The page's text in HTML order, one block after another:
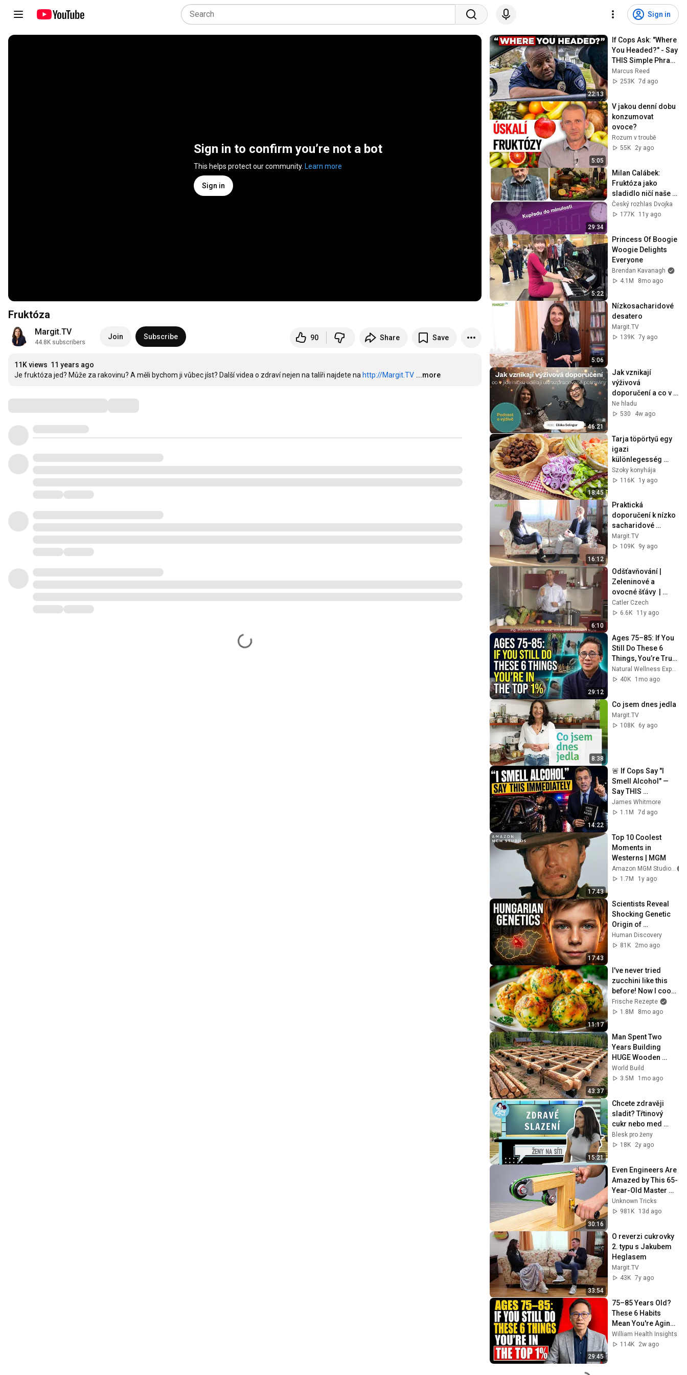
Sign in
Sign in to confirm you’re not a bot
This helps protect our community. Learn more
Sign in
Fruktóza
Margit.TV
44.8K subscribers
Join Subscribe 90 Share Save
11K views 11 years ago
Je fruktóza jed? Může za rakovinu? A měli bychom ji vůbec jíst? Další videa o zdraví nejen na talíři najdete na http://Margit.TV ...more
22:13
If Cops Ask: "Where
You Headed?" - Say
THIS Simple Phrase
(Might Get You Out
Of Jail)
Marcus Reed
253K 7d ago
5:05
V jakou denní dobu
konzumovat
ovoce?
Rozum v troubě
55K
2y ago
29:34
Milan Calábek:
Fruktóza jako
sladidlo ničí naše
játra a způsobuje
obezitu
Český rozhlas Dvojka
177K
11y ago
5:22
Princess Of Boogie
Woogie Delights
Everyone
Brendan Kavanagh
4.1M
8mo ago
5:06
Nízkosacharidové
desatero
Margit.TV
139K 7y ago
46:21
Jak vznikají
výživová
doporučení a co v
jídelníčku udělají
ultrazpracované
Ne hladu
530
4w ago
18:45
Tarja töpörtyű egy
igazi
különlegesség
mellé ajándék
alaplé ( szerintem a
@szokykonyhaja
Szoky konyhája
116K
1y ago
16:12
Praktická
doporučení k nízko
sacharidové
vysoce tukové
stravě
Margit.TV
109K
9y ago
6:10
Odšťavňování |
Zeleninové a
ovocné šťávy  |
Recepty celebrit
Catler Czech
6.6K
11y ago
29:12
Ages 75–85: If You
Still Do These 6
Things, You’re Truly
One Of A Kind :Dr.
William Li
Natural Wellness Experince
40K
1mo ago
8:38
Co jsem dnes jedla
Margit.TV
108K
6y ago
14:22
🚨 If Cops Say "I
Smell Alcohol" —
Say THIS
Immediately (It's a
Trap)
James Whitmore
1.1M
7d ago
17:43
Top 10 Coolest
Moments in
Westerns | MGM
Amazon MGM Studios
1.7M
1y ago
17:43
Scientists Reveal
Shocking Genetic
Origin of
Hungarians
Human Discovery
81K
2mo ago
11:17
I've never tried
zucchini like this
before! Now I cook
this zucchini five
times a week!
Frische Rezepte
1.8M
8mo ago
43:37
Man Spent Two
Years Building
HUGE Wooden
House for his
Family | Start to
World Build
3.5M
1mo ago
15:21
Chcete zdravěji
sladit? Třtinový
cukr nebo med
nejsou žádná
výhra. A co
Blesk pro ženy
18K
2y ago
30:16
Even Engineers Are
Amazed by This 65-
Year-Old Master
Carpenter’s
Invention! Simple
Unknown Tricks
981K
13d ago
33:54
O reverzi cukrovky
2. typu s Jakubem
Heglasem
Margit.TV
43K 7y ago
29:45
75–85 Years Old?
These 6 Habits
Mean You're Aging
Exceptionally Well
William Health Insights
114K
2w ago